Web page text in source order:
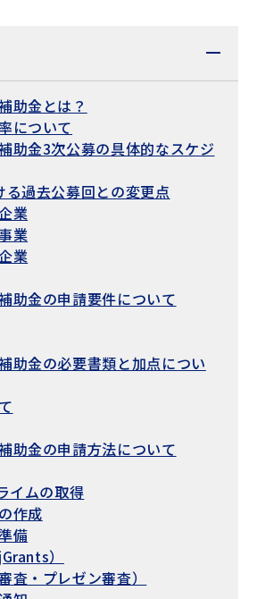
助金とは？
について
助金3次公募の具体的なスケジ
過去公募回との変更点
業
業
業
助金の申請要件について
助金の必要書類と加点につい
助金の申請方法について
イムの取得
作成
備
）
査・プレゼン審査）